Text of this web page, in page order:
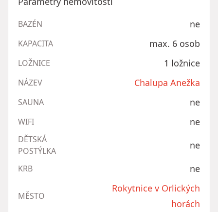
BAZÉN ne
KAPACITA max. 6 osob
LOŽNICE 1 ložnice
NÁZEV Chalupa Anežka
SAUNA ne
WIFI ne
DĚTSKÁ
POSTÝLKA
ne
KRB ne
MĚSTO
Rokytnice v Orlických
horách